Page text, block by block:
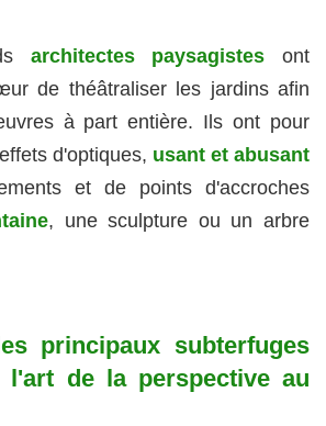
architectes paysagistes ont
de théâtraliser les jardins afin
à part entière. Ils ont pour
d'optiques, usant et abusant
et de points d'accroches
, une sculpture ou un arbre
principaux subterfuges
l'art de la perspective au